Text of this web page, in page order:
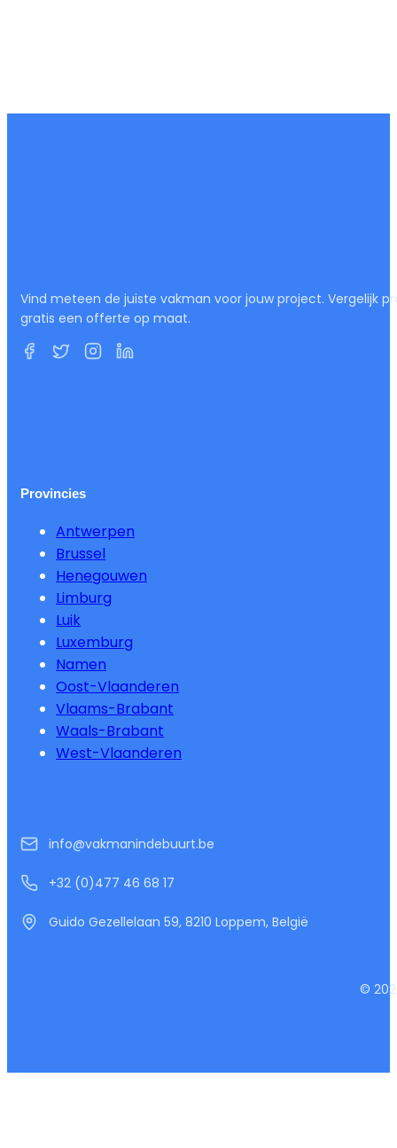
Vind meteen de juiste vakman voor jouw project. Vergelijk
gratis een offerte op maat.
Provincies
Antwerpen
Brussel
Henegouwen
Limburg
Luik
Luxemburg
Namen
Oost-Vlaanderen
Vlaams-Brabant
Waals-Brabant
West-Vlaanderen
info@vakmanindebuurt.be
+32 (0)477 46 68 17
Guido Gezellelaan 59, 8210 Loppem, België
©